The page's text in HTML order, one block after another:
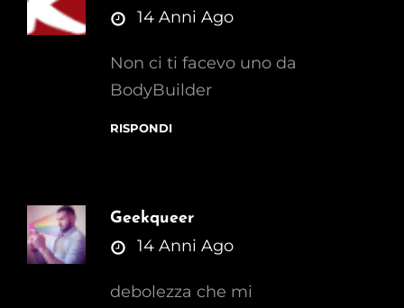
says:14 Anni Ago
Non ci ti facevo uno da
BodyBuilder
RISPONDI
Geekqueer
says:14 Anni Ago
debolezza che mi